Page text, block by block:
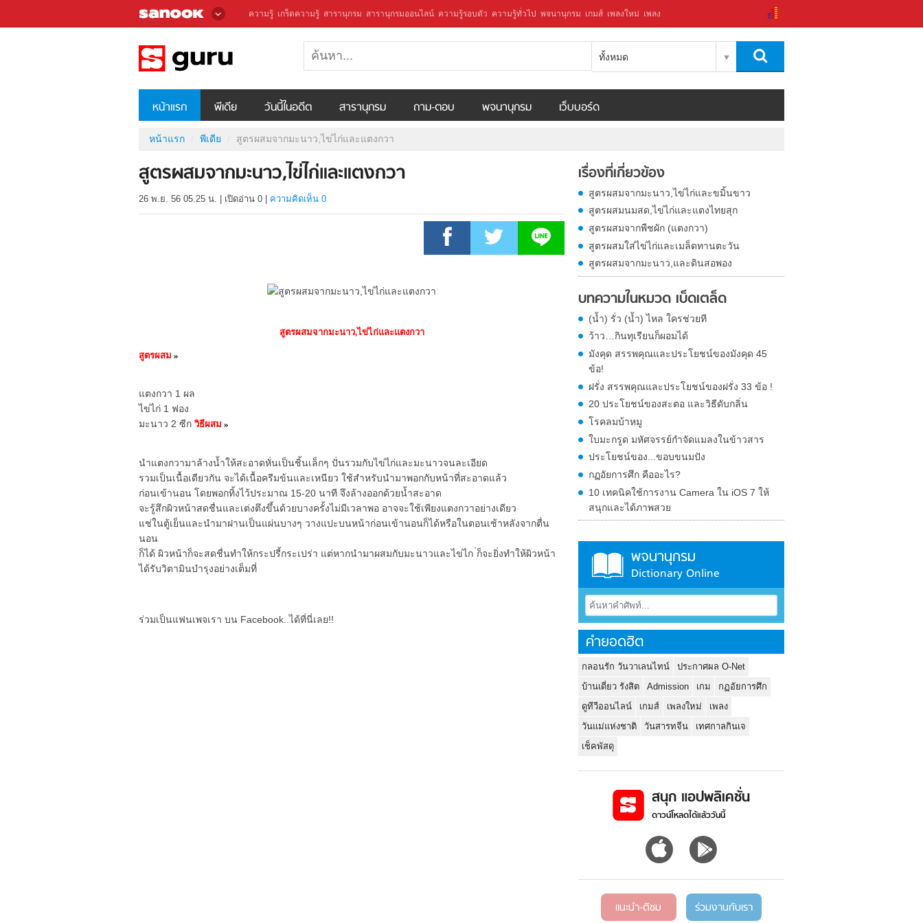
ความรู้ เกร็ดความรู้ สารานุกรม สารานุกรมออนไลน์ ความรู้รอบตัว ความรู้ทั่วไป พจนานุกรม เกมส์ เพลงใหม่ เพลง
ทั้งหมด
หน้าแรก พีเดีย วันนี้ในอดีต สารานุกรม ถาม-ตอบ พจนานุกรม เว็บบอร์ด
หน้าแรก พีเดีย สูตรผสมจากมะนาว,ไข่ไก่และแตงกวา
สูตรผสมจากมะนาว,ไข่ไก่และแตงกวา
26 พ.ย. 56 05.25 น. เปิดอ่าน 0 ความคิดเห็น 0
สูตรผสมจากมะนาว,ไข่ไก่และแตงกวา
สูตรผสม »
แตงกวา 1 ผล
ไข่ไก่ 1 ฟอง
มะนาว 2 ซีก วิธีผสม »
นำแตงกวามาล้างน้ำให้สะอาดหั่นเป็นชิ้นเล็กๆ ปั่นรวมกับไข่ไก่และมะนาวจนละเอียด
รวมเป็นเนื้อเดียวกัน จะได้เนื้อครีมข้นและเหนียว ใช้สำหรับนำมาพอกกับหน้าที่สะอาดแล้ว
ก่อนเข้านอน โดยพอกทิ้งไว้ประมาณ 15-20 นาที จึงล้างออกด้วยน้ำสะอาด
จะรู้สึกผิวหน้าสดชื่นและเต่งตึงขึ้นด้วยบางครั้งไม่มีเวลาพอ อาจจะใช้เพียงแตงกวาอย่างเดียว
แช่ในตู้เย็นและนำมาฝานเป็นแผ่นบางๆ วางแปะบนหน้าก่อนเข้านอนก็ได้หรือในตอนเช้าหลังจากตื่น
นอน
ก็ได้ ผิวหน้าก็จะสดชื่นทำให้กระปรี้กระเปร่า แต่หากนำมาผสมกับมะนาวและไข่ไก ่ก็จะยิ่งทำให้ผิวหน้า
ได้รับวิตามินบำรุงอย่างเต็มที่
ร่วมเป็นแฟนเพจเรา บน Facebook..ได้ที่นี่เลย!!
เรื่องที่เกี่ยวข้อง
สูตรผสมจากมะนาว,ไข่ไก่และขมิ้นขาว
สูตรผสมนมสด,ไข่ไก่และแตงไทยสุก
สูตรผสมจากพืชผัก (แตงกวา)
สูตรผสมใส่ไข่ไก่และเมล็ดทานตะวัน
สูตรผสมจากมะนาว,และดินสอพอง
บทความในหมวด เบ็ดเตล็ด
(น้ำ) รั่ว (น้ำ) ไหล ใครช่วยที
ว้าว…กินทุเรียนก็ผอมได้
มังคุด สรรพคุณและประโยชน์ของมังคุด 45
ข้อ!
ฝรั่ง สรรพคุณและประโยชน์ของฝรั่ง 33 ข้อ !
20 ประโยชน์ของสะตอ และวิธีดับกลิ่น
โรคลมบ้าหมู
ใบมะกรูด มหัศจรรย์กำจัดแมลงในข้าวสาร
ประโยชน์ของ...ขอบขนมปัง
กฏอัยการศึก คืออะไร?
10 เทคนิคใช้การงาน Camera ใน iOS 7 ให้
สนุกและได้ภาพสวย
พจนานุกรม
Dictionary Online
คำยอดฮิต
กลอนรัก วันวาเลนไทน์
ประกาศผล O-Net
บ้านเดี่ยว รังสิต
Admission เกม
กฏอัยการศึก
ดูทีวีออนไลน์
เกมส์ เพลงใหม่
เพลง
วันแม่แห่งชาติ
วันสารทจีน
เทศกาลกินเจ
เช็คพัสดุ
สนุก แอปพลิเคชั่น
ดาวน์โหลดได้แล้ววันนี้
แนะนำ-ติชม ร่วมงานกับเรา